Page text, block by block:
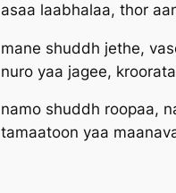
asaa laabhalaa, thor
mane shuddh jethe,
nuro yaa jagee,
namo shuddh roopaa,
tamaatoon yaa